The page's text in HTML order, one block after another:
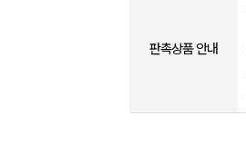
판촉상품 안내